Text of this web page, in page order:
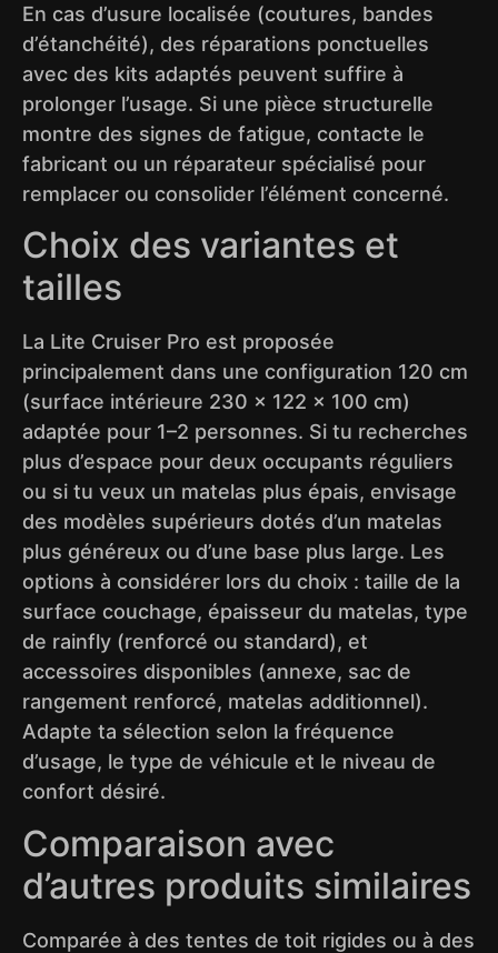
En cas d’usure localisée (coutures, bandes
d’étanchéité), des réparations ponctuelles
avec des kits adaptés peuvent suffire à
prolonger l’usage. Si une pièce structurelle
montre des signes de fatigue, contacte le
fabricant ou un réparateur spécialisé pour
remplacer ou consolider l’élément concerné.
Choix des variantes et
tailles
La Lite Cruiser Pro est proposée
principalement dans une configuration 120 cm
(surface intérieure 230 × 122 × 100 cm)
adaptée pour 1–2 personnes. Si tu recherches
plus d’espace pour deux occupants réguliers
ou si tu veux un matelas plus épais, envisage
des modèles supérieurs dotés d’un matelas
plus généreux ou d’une base plus large. Les
options à considérer lors du choix : taille de la
surface couchage, épaisseur du matelas, type
de rainfly (renforcé ou standard), et
accessoires disponibles (annexe, sac de
rangement renforcé, matelas additionnel).
Adapte ta sélection selon la fréquence
d’usage, le type de véhicule et le niveau de
confort désiré.
Comparaison avec
d’autres produits similaires
Comparée à des tentes de toit rigides ou à des